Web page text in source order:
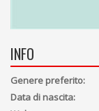
INFO
Genere preferito:
Data di nascita: